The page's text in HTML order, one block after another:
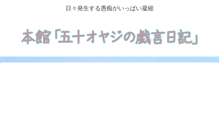
日々発生する愚痴がいっぱい凝縮